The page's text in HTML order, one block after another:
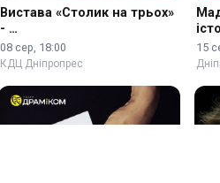
Вистава «Столик на трьох»
- …
08 сер, 18:00
КДЦ Дніпропрес
15